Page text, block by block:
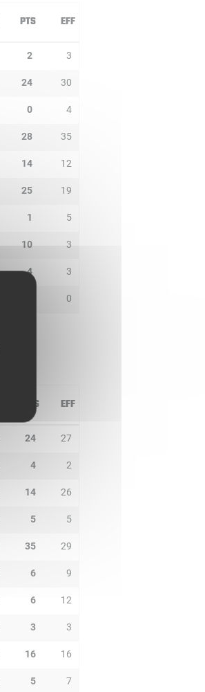
PTS EFF
2 3
24 30
0 4
28 35
14 12
25 19
1 5
10 3
4 3
0
PTS EFF
24 27
4 2
14 26
5 5
35 29
6 9
6 12
3 3
16 16
5 7